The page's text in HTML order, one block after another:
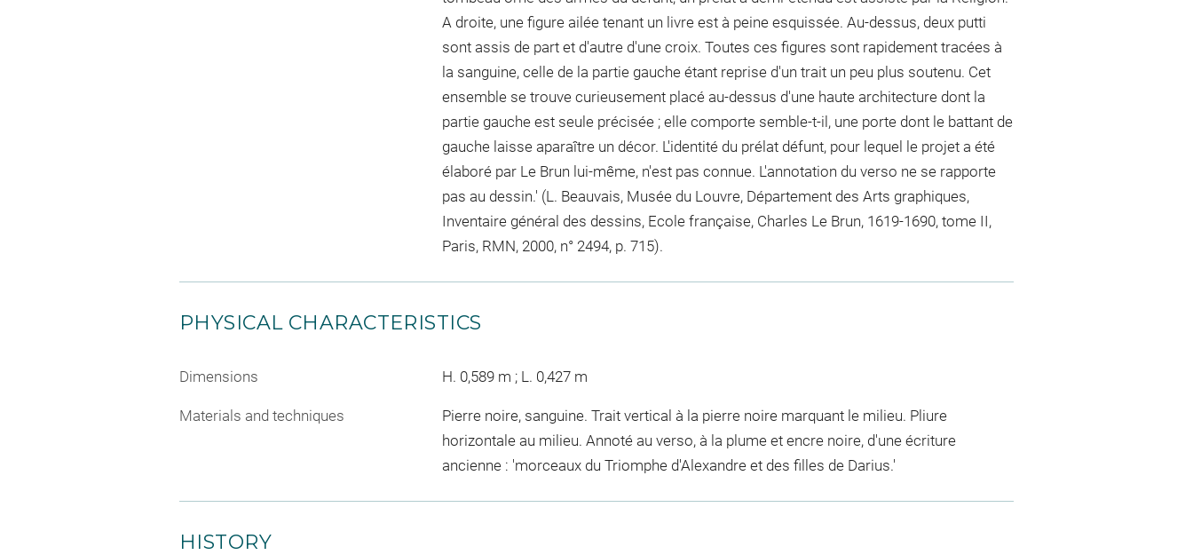
A droite, une figure ailée tenant un livre est à peine esquissée. Au-dessus, deux putti
sont assis de part et d'autre d'une croix. Toutes ces figures sont rapidement tracées à
la sanguine, celle de la partie gauche étant reprise d'un trait un peu plus soutenu. Cet
ensemble se trouve curieusement placé au-dessus d'une haute architecture dont la
partie gauche est seule précisée ; elle comporte semble-t-il, une porte dont le battant de
gauche laisse aparaître un décor. L'identité du prélat défunt, pour lequel le projet a été
élaboré par Le Brun lui-même, n'est pas connue. L'annotation du verso ne se rapporte
pas au dessin.' (L. Beauvais, Musée du Louvre, Département des Arts graphiques,
Inventaire général des dessins, Ecole française, Charles Le Brun, 1619-1690, tome II,
Paris, RMN, 2000, n° 2494, p. 715).
PHYSICAL CHARACTERISTICS
Dimensions H. 0,589 m ; L. 0,427 m
Materials and techniques
Pierre noire, sanguine. Trait vertical à la pierre noire marquant le milieu. Pliure
horizontale au milieu. Annoté au verso, à la plume et encre noire, d'une écriture
ancienne : 'morceaux du Triomphe d'Alexandre et des filles de Darius.'
HISTORY